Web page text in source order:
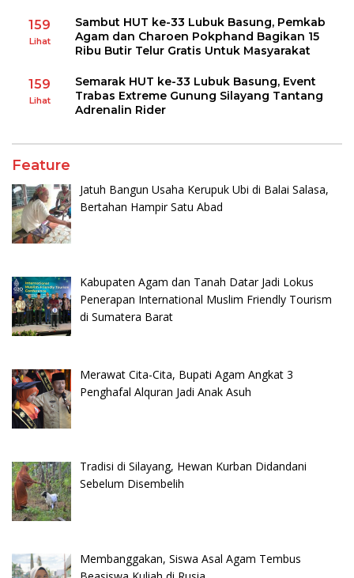
159
Lihat
Sambut HUT ke-33 Lubuk Basung, Pemkab
Agam dan Charoen Pokphand Bagikan 15
Ribu Butir Telur Gratis Untuk Masyarakat
159
Lihat
Semarak HUT ke-33 Lubuk Basung, Event
Trabas Extreme Gunung Silayang Tantang
Adrenalin Rider
Feature
Jatuh Bangun Usaha Kerupuk Ubi di Balai Salasa,
Bertahan Hampir Satu Abad
Kabupaten Agam dan Tanah Datar Jadi Lokus
Penerapan International Muslim Friendly Tourism
di Sumatera Barat
Merawat Cita-Cita, Bupati Agam Angkat 3
Penghafal Alquran Jadi Anak Asuh
Tradisi di Silayang, Hewan Kurban Didandani
Sebelum Disembelih
Membanggakan, Siswa Asal Agam Tembus